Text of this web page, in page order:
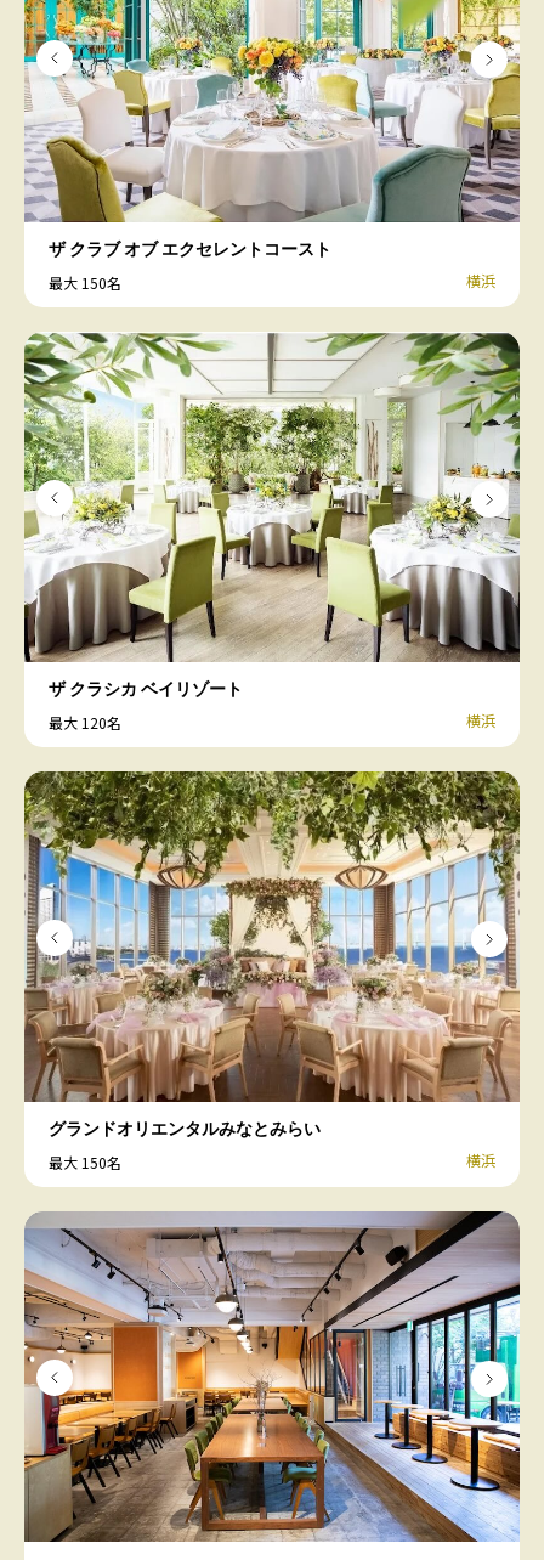
ザ クラブ オブ エクセレントコースト
最大 150名 横浜
ザ クラシカ ベイリゾート
最大 120名 横浜
グランドオリエンタルみなとみらい
最大 150名 横浜